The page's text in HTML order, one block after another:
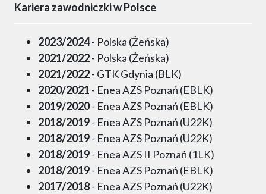
Kariera zawodniczki w Polsce
2023/2024- Polska (Żeńska)
2021/2022- Polska (Żeńska)
2021/2022- GTK Gdynia (BLK)
2020/2021 - Enea AZS Poznań (EBLK)
2019/2020- Enea AZS Poznań (EBLK)
2018/2019- Enea AZS Poznań (U22K)
2018/2019- Enea AZS Poznań (U22K)
2018/2019- Enea AZS II Poznań (1LK)
2018/2019- Enea AZS Poznań (EBLK)
2017/2018- Enea AZS Poznań (U22K)